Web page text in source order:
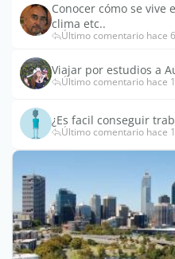
Conocer cómo se vive
clima etc..
Último comentario hace
Viajar por estudios a
Último comentario hace
¿Es facil conseguir
Último comentario hace